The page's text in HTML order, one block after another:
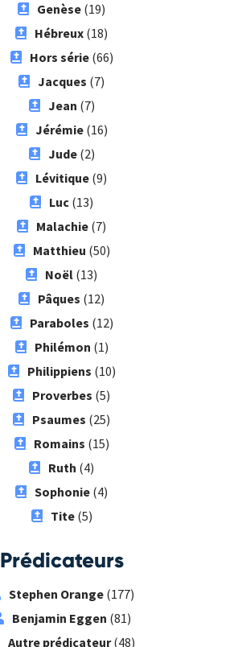
Genèse (19)
Hébreux (18)
Hors série(66)
Jacques (7)
Jean (7)
Jérémie(16)
Jude(2)
Lévitique (9)
Luc (13)
Malachie (7)
Matthieu (50)
Noël (13)
Pâques (12)
Paraboles (12)
Philémon (1)
Philippiens (10)
Proverbes (5)
Psaumes (25)
Romains (15)
Ruth (4)
Sophonie (4)
Tite(5)
Prédicateurs
Stephen Orange(177)
Benjamin Eggen (81)
Autre prédicateur(48)